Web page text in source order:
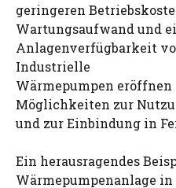
geringeren
Wartungsaufwand und
Anlagenverfügbarkeit
Industrielle
Wärmepumpen eröffnen
Möglichkeiten zur
und zur Einbindung in
Ein herausragendes
Wärmepumpenanlage in